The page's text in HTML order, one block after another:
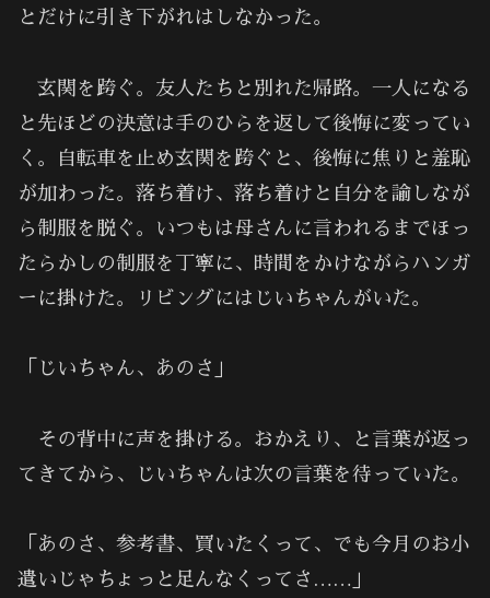
とだけに引き下がれはしなかった。
玄関を跨ぐ。友人たちと別れた帰路。一人になる
と先ほどの決意は手のひらを返して後悔に変ってい
く。自転車を止め玄関を跨ぐと、後悔に焦りと羞恥
が加わった。落ち着け、落ち着けと自分を諭しなが
ら制服を脱ぐ。いつもは母さんに言われるまでほっ
たらかしの制服を丁寧に、時間をかけながらハンガ
ーに掛けた。リビングにはじいちゃんがいた。
「じいちゃん、あのさ」
その背中に声を掛ける。おかえり、と言葉が返っ
てきてから、じいちゃんは次の言葉を待っていた。
「あのさ、参考書、買いたくって、でも今月のお小
遣いじゃちょっと足んなくってさ……」